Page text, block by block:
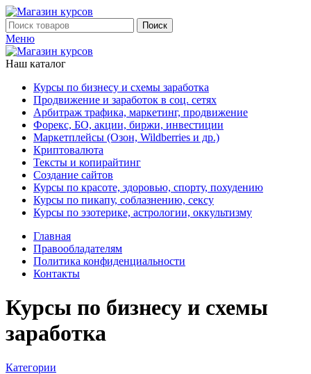
Поиск
Меню
Наш каталог
Курсы по бизнесу и схемы заработка
Продвижение и заработок в соц. сетях
Арбитраж трафика, маркетинг, продвижение
Форекс, БО, акции, биржи, инвестиции
Маркетплейсы (Озон, Wildberries и др.)
Криптовалюта
Тексты и копирайтинг
Создание сайтов
Курсы по красоте, здоровью, спорту, похудению
Курсы по пикапу, соблазнению, сексу
Курсы по эзотерике, астрологии, оккультизму
Главная
Правообладателям
Политика конфиденциальности
Контакты
Курсы по бизнесу и схемы
заработка
Категории